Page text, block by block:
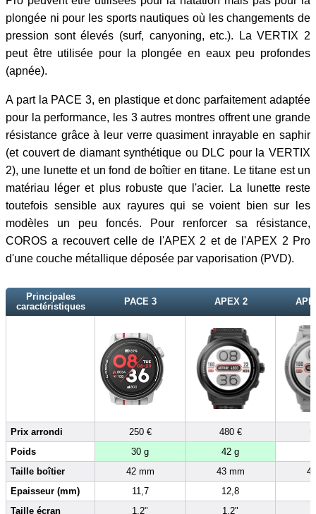
plongée ni pour les sports nautiques où les changements de
pression sont élevés (surf, canyoning, etc.). La VERTIX 2
peut être utilisée pour la plongée en eaux peu profondes
(apnée).
A part la PACE 3, en plastique et donc parfaitement adaptée
pour la performance, les 3 autres montres offrent une grande
résistance grâce à leur verre quasiment inrayable en saphir
(et couvert de diamant synthétique ou DLC pour la VERTIX
2), une lunette et un fond de boîtier en titane. Le titane est un
matériau léger et plus robuste que l'acier. La lunette reste
toutefois sensible aux rayures qui se voient bien sur les
modèles un peu foncés. Pour renforcer sa résistance,
COROS a recouvert celle de l'APEX 2 et de l'APEX 2 Pro
d'une couche métallique déposée par vaporisation (PVD).
Principales
caractéristiques
PACE 3 APEX 2
Prix arrondi 250 € 480 €
Poids
30 g 42 g
Taille boîtier
42 mm 43 mm
Epaisseur (mm)
11,7 12,8
Taille écran
1,2" 1,2"